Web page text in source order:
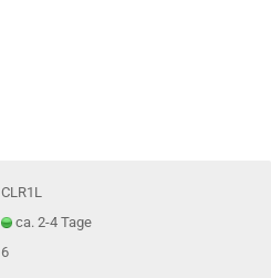
CLR1L
ca. 2-4 Tage
6